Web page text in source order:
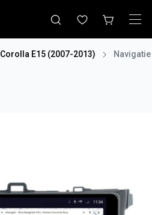
Corolla E15 (2007-2013) Navigatie